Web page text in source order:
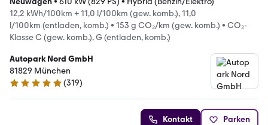
12,2 kWh/100km + 11,0 l/100km (gew. komb.), 11,0
l/100km (entladen, komb.) • 153 g CO₂/km (gew. komb.) • CO₂-
Klasse C (gew. komb.), G (entladen, komb.)
Autopark Nord GmbH
81829 München
4.9 Sterne
(319)
Kontakt Parken